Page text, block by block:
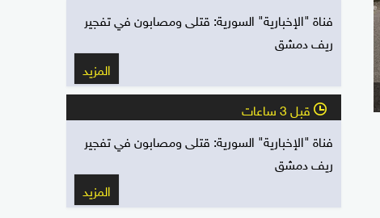
فناة "الإخبارية" السورية: قتلى ومصابون في تفجير
ريف دمشق
المزيد
l قبل 3 ساعات
فناة "الإخبارية" السورية: قتلى ومصابون في تفجير
ريف دمشق
المزيد